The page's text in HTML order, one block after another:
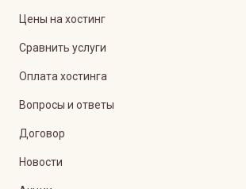
Цены на хостинг
Сравнить услуги
Оплата хостинга
Вопросы и ответы
Договор
Новости